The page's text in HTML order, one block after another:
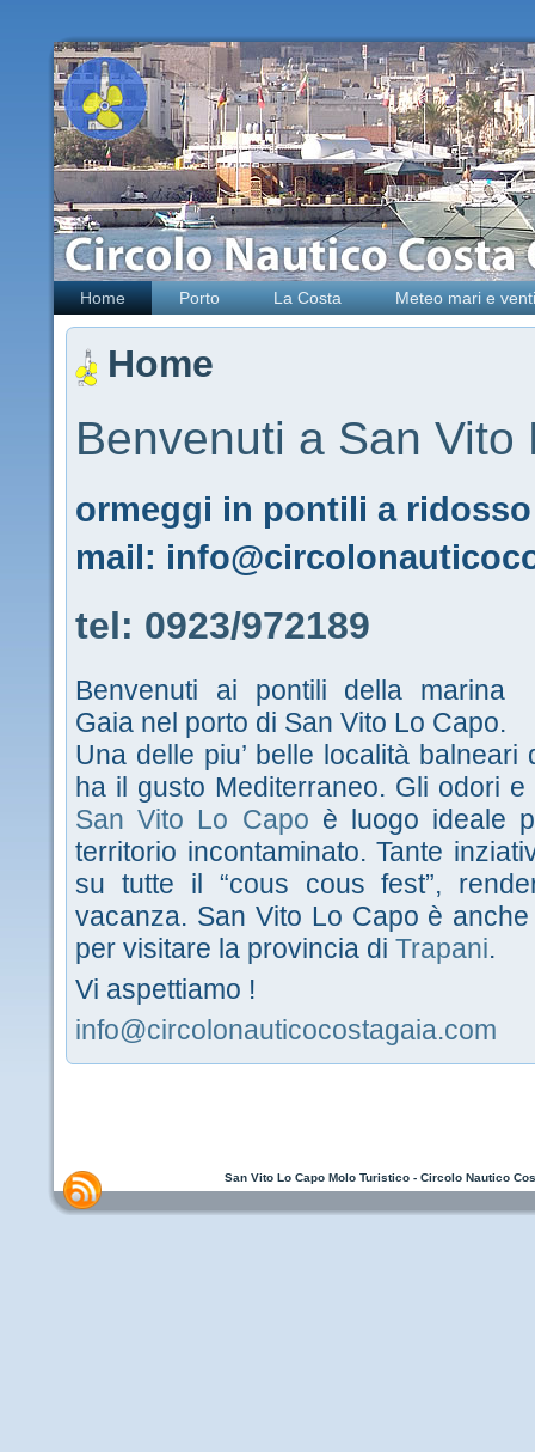
Home Porto La Costa Meteo mari e venti
Home
Benvenuti a San Vito
ormeggi in pontili a
mail:
tel: 0923/972189
Benvenuti ai pontili della marina
Gaia nel porto di San Vito Lo Capo.
Una delle piu’ belle località balneari
ha il gusto Mediterraneo. Gli odori
San Vito Lo Capo è luogo ideale
territorio incontaminato. Tante
su tutte il “cous cous fest”,
vacanza. San Vito Lo Capo è anche
per visitare la provincia di Trapani.
Vi aspettiamo !
info@circolonauticocostagaia.com
San Vito Lo Capo Molo Turistico - Circolo Nautico